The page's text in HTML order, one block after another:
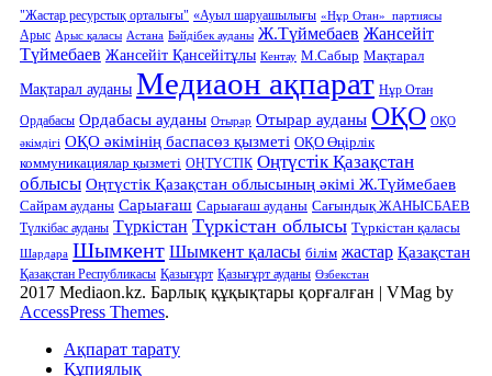
"Жастар ресурстық орталығы" «Ауыл шаруашылығы «Нұр Отан» партиясы
Арыс Арыс қаласы Астана Бәйдібек ауданы Ж.Түймебаев Жансейіт
Түймебаев Жансейіт Қансейітұлы Кентау М.Сабыр Мақтарал
Мақтарал ауданы Медиаон ақпарат Нұр Отан
Ордабасы Ордабасы ауданы Отырар Отырар ауданы ОҚО ОҚО
әкімдігі ОҚО әкімінің баспасөз қызметі ОҚО Өңірлік
коммуникациялар қызметі ОҢТҮСТІК Оңтүстік Қазақстан
облысы Оңтүстік Қазақстан облысының әкімі Ж.Түймебаев
Сайрам ауданы Сарыағаш Сарыағаш ауданы Сағындық ЖАНЫСБАЕВ
Түлкібас ауданы Түркістан Түркістан облысы Түркістан қаласы
Шардара Шымкент Шымкент қаласы білім жастар Қазақстан
Қазақстан Республикасы Қазығұрт Қазығұрт ауданы Өзбекстан
2017 Mediaon.kz. Барлық құқықтары қорғалған | VMag by
AccessPress Themes.
Ақпарат тарату
Құпиялық